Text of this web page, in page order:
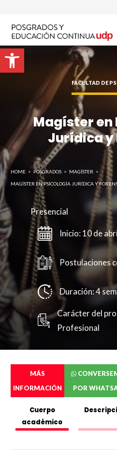
Abrir barra de herramientas
Enviar
FACULTAD DE
Magíster en
Jurídica y
HOME > POSGRADOS > MAGÍSTER >
MAGÍSTER EN PSICOLOGÍA JURÍDICA Y
Presencial
Inicio: 10 de
Postulaciones
Duración: 4
Carácter del
Profesional
MÁS
INFORMACIÓN
POR
Cuerpo
académico
Completa el siguente